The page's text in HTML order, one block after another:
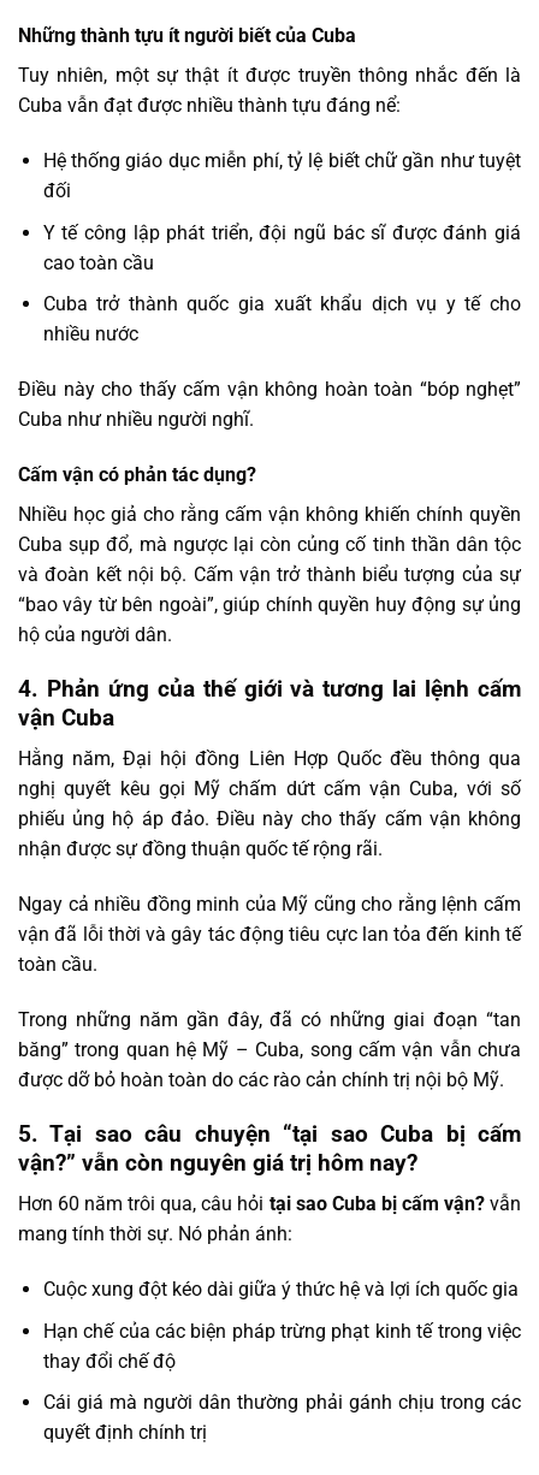
Những thành tựu ít người biết của Cuba
Tuy nhiên, một sự thật ít được truyền thông nhắc đến là
Cuba vẫn đạt được nhiều thành tựu đáng nể:
Hệ thống giáo dục miễn phí, tỷ lệ biết chữ gần như tuyệt
đối
Y tế công lập phát triển, đội ngũ bác sĩ được đánh giá
cao toàn cầu
Cuba trở thành quốc gia xuất khẩu dịch vụ y tế cho
nhiều nước
Điều này cho thấy cấm vận không hoàn toàn “bóp nghẹt”
Cuba như nhiều người nghĩ.
Cấm vận có phản tác dụng?
Nhiều học giả cho rằng cấm vận không khiến chính quyền
Cuba sụp đổ, mà ngược lại còn củng cố tinh thần dân tộc
và đoàn kết nội bộ. Cấm vận trở thành biểu tượng của sự
“bao vây từ bên ngoài”, giúp chính quyền huy động sự ủng
hộ của người dân.
4. Phản ứng của thế giới và tương lai lệnh cấm
vận Cuba
Hằng năm, Đại hội đồng Liên Hợp Quốc đều thông qua
nghị quyết kêu gọi Mỹ chấm dứt cấm vận Cuba, với số
phiếu ủng hộ áp đảo. Điều này cho thấy cấm vận không
nhận được sự đồng thuận quốc tế rộng rãi.
Ngay cả nhiều đồng minh của Mỹ cũng cho rằng lệnh cấm
vận đã lỗi thời và gây tác động tiêu cực lan tỏa đến kinh tế
toàn cầu.
Trong những năm gần đây, đã có những giai đoạn “tan
băng” trong quan hệ Mỹ – Cuba, song cấm vận vẫn chưa
được dỡ bỏ hoàn toàn do các rào cản chính trị nội bộ Mỹ.
5. Tại sao câu chuyện “tại sao Cuba bị cấm
vận?” vẫn còn nguyên giá trị hôm nay?
Hơn 60 năm trôi qua, câu hỏi tại sao Cuba bị cấm vận?vẫn
mang tính thời sự. Nó phản ánh:
Cuộc xung đột kéo dài giữa ý thức hệ và lợi ích quốc gia
Hạn chế của các biện pháp trừng phạt kinh tế trong việc
thay đổi chế độ
Cái giá mà người dân thường phải gánh chịu trong các
quyết định chính trị